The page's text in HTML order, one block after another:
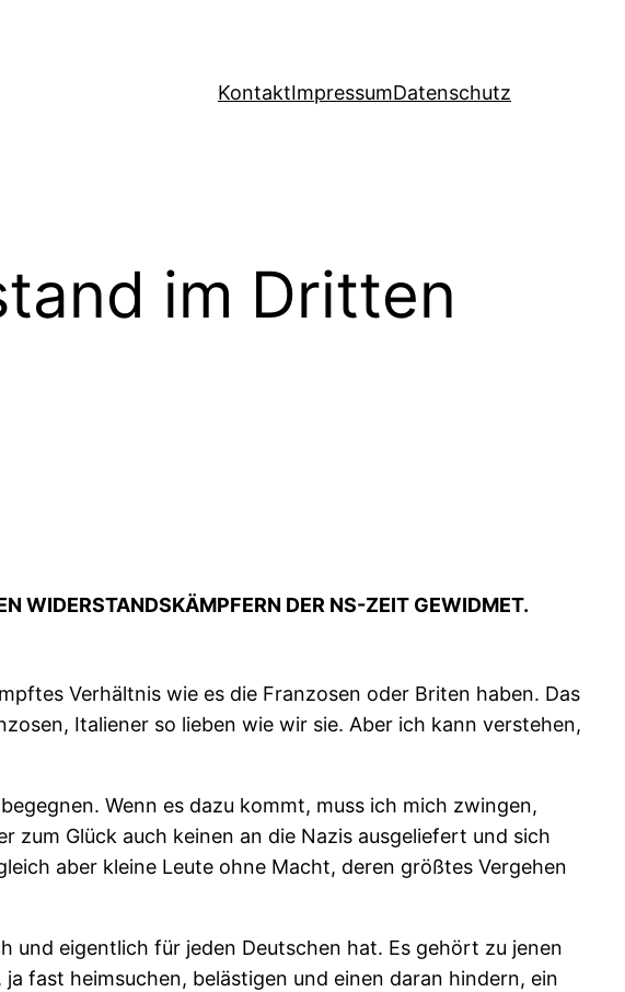
KontaktImpressumDatenschutz
im Dritten
WIDERSTANDSKÄMPFERN DER NS-ZEIT GEWIDMET.
Verhältnis wie es die Franzosen oder Briten haben. Das
Italiener so lieben wie wir sie. Aber ich kann verstehen,
Wenn es dazu kommt, muss ich mich zwingen,
zum Glück auch keinen an die Nazis ausgeliefert und sich
aber kleine Leute ohne Macht, deren größtes Vergehen
und eigentlich für jeden Deutschen hat. Es gehört zu jenen
fast heimsuchen, belästigen und einen daran hindern, ein